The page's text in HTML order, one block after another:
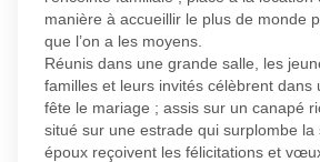
manière à accueillir le plus de monde
que l’on a les moyens.
Réunis dans une grande salle, les
familles et leurs invités célèbrent dans
fête le mariage ; assis sur un canapé
situé sur une estrade qui surplombe la
époux reçoivent les félicitations et